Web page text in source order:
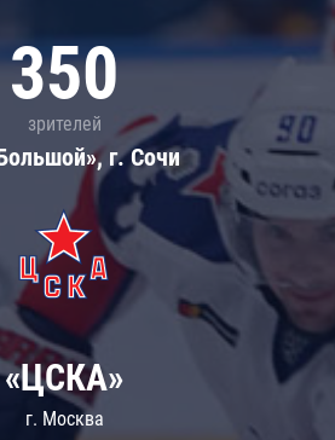
350
зрителей
г. Сочи
«ЦСКА»
г. Москва